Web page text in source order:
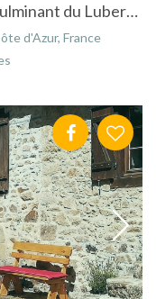
Gîte à Auribeau au pied du point culminant du Luberon dans le Vaucluse
d'Azur, France